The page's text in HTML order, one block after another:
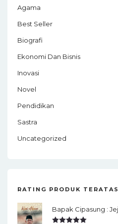
Agama
Best Seller
Biografi
Ekonomi Dan Bisnis
Inovasi
Novel
Pendidikan
Sastra
Uncategorized
RATING PRODUK TERATAS